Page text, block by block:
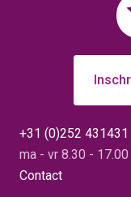
+31 (0)252 431431
ma - vr 8.30 - 17.00
Contact